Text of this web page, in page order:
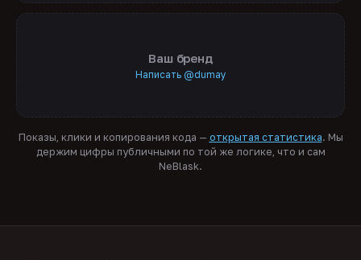
Ваш бренд
Написать @dumay
Показы, клики и копирования кода — открытая статистика. Мы
держим цифры публичными по той же логике, что и сам
NeBlask.